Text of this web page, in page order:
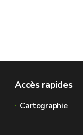
Accès rapides
Cartographie